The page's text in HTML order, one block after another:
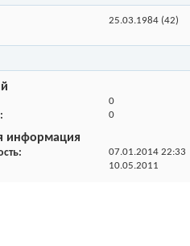
25.03.1984 (42)
0
0
информация
07.01.2014 22:33
10.05.2011